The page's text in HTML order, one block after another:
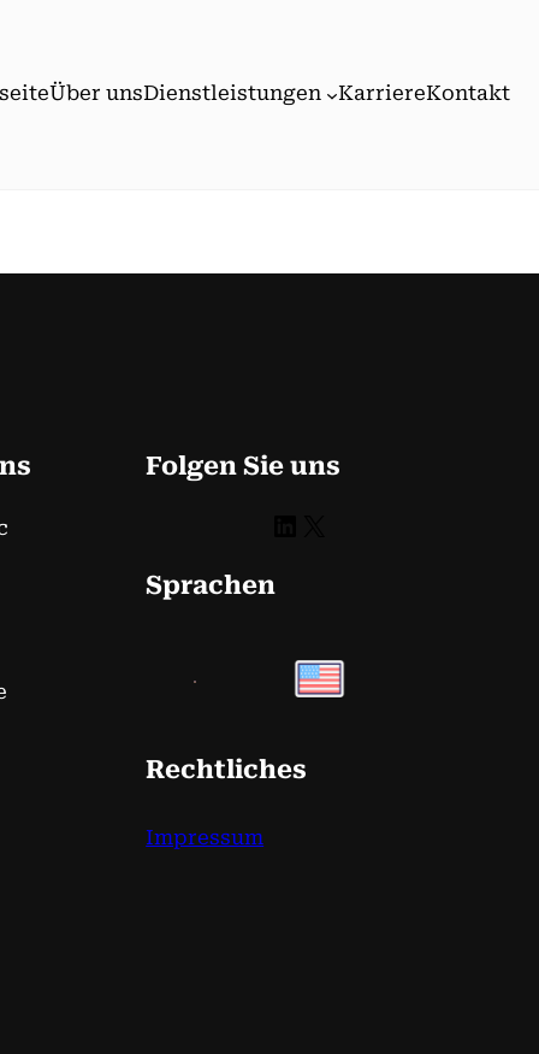
Über unsDienstleistungen KarriereKontakt
Folgen Sie uns
Sprachen
Rechtliches
Impressum